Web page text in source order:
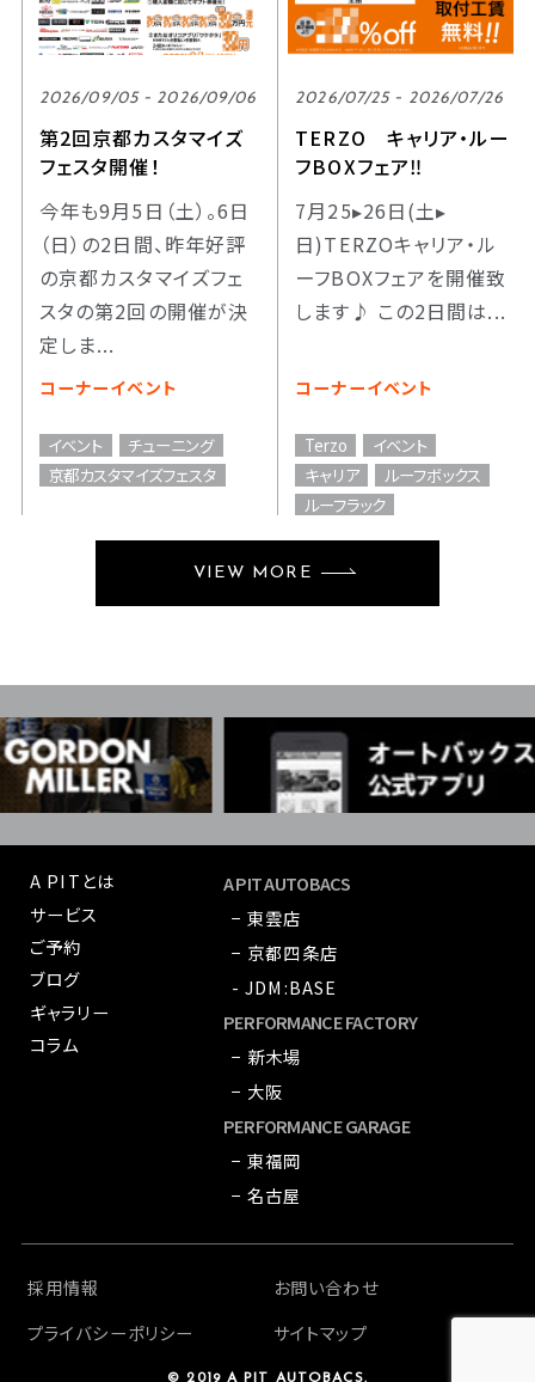
2026/09/05 - 2026/09/06
第2回京都カスタマイズ
フェスタ開催！
今年も9月5日（土）。6日
（日）の2日間、昨年好評
の京都カスタマイズフェ
スタの第2回の開催が決
定しま...
コーナーイベント
イベント
チューニング
京都カスタマイズフェスタ
2026/07/25 - 2026/07/26
TERZO キャリア・ルー
フBOXフェア‼
7月25▸26日(土▸
日)TERZOキャリア・ル
ーフBOXフェアを開催致
します♪ この2日間は...
コーナーイベント
Terzo
イベント
キャリア
ルーフボックス
ルーフラック
VIEW MORE
A PITとは
サービス
ご予約
ブログ
ギャラリー
コラム
A PIT AUTOBACS
− 東雲店
− 京都四条店
- JDM:BASE
PERFORMANCE FACTORY
− 新木場
− 大阪
PERFORMANCE GARAGE
− 東福岡
− 名古屋
採用情報
お問い合わせ
プライバシーポリシー
サイトマップ
© 2019 A PIT AUTOBACS.